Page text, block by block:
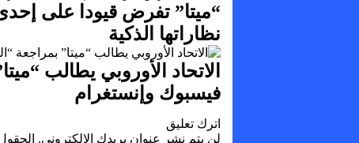
“ميتا” تفرض قيودا على
نظاراتها الذكية
الاتحاد الأوروبي يطالب
فيسبوك وإنستغرام
اترك تعليق
لن يتم نشر عنوان بريدك الإلكتروني.